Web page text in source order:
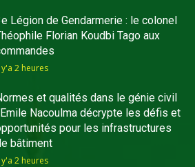
Légion de Gendarmerie : le colonel
Florian Koudbi Tago aux
y'a 2 heures
et qualités dans le génie civil
Nacoulma décrypte les défis et
pour les infrastructures
bâtiment
y'a 2 heures